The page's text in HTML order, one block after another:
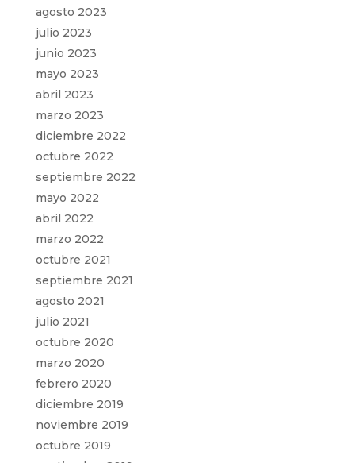
agosto 2023
julio 2023
junio 2023
mayo 2023
abril 2023
marzo 2023
diciembre 2022
octubre 2022
septiembre 2022
mayo 2022
abril 2022
marzo 2022
octubre 2021
septiembre 2021
agosto 2021
julio 2021
octubre 2020
marzo 2020
febrero 2020
diciembre 2019
noviembre 2019
octubre 2019